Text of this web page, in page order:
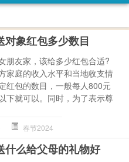
对象红包多少数目
朋友家，该给多少红包合适?
家庭的收入水平和当地收支情
红包的数目，一般每人800元
下就可以。同时，为了表示尊
春节2024
什么给父母的礼物好